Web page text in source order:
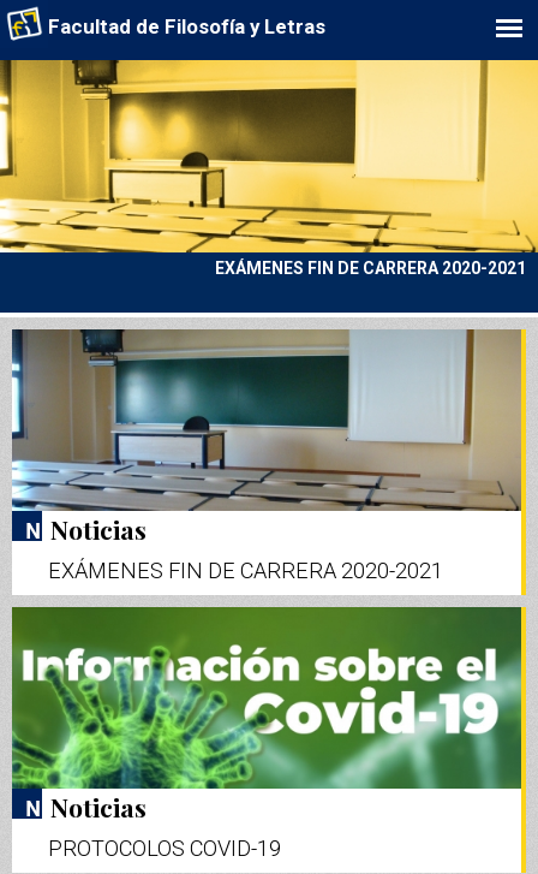
Facultad de Filosofía y Letras
EXÁMENES FIN DE CARRERA 2020-2021
Noticias
EXÁMENES FIN DE CARRERA 2020-2021
Noticias
PROTOCOLOS COVID-19